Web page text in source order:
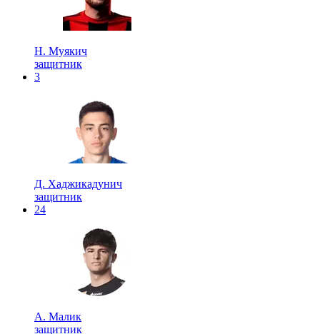
Н. Муякич
защитник
3
Д. Хаджикадунич
защитник
24
А. Малик
защитник